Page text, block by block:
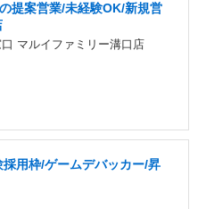
提案営業/未経験OK/新規営
マルイファミリー溝口店
採用枠/ゲームデバッカー/昇